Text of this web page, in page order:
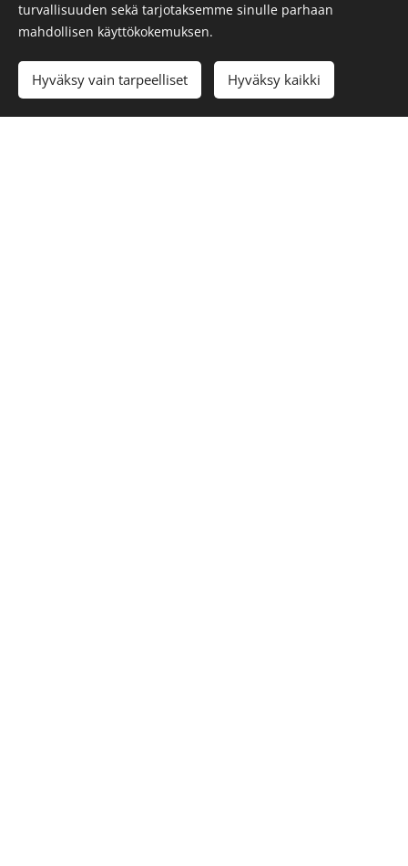
Lisää ostoskoriin
turvallisuuden sekä tarjotaksemme sinulle parhaan
mahdollisen käyttökokemuksen.
Hyväksy vain tarpeelliset Hyväksy kaikki